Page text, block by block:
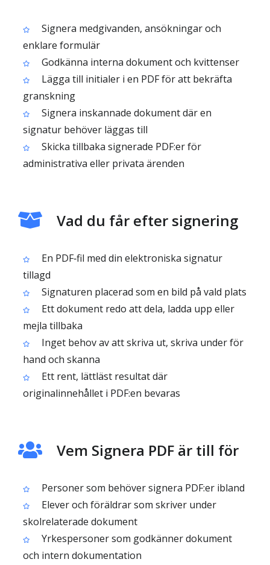
Signera medgivanden, ansökningar och
enklare formulär
Godkänna interna dokument och kvittenser
Lägga till initialer i en PDF för att bekräfta
granskning
Signera inskannade dokument där en
signatur behöver läggas till
Skicka tillbaka signerade PDF:er för
administrativa eller privata ärenden
Vad du får efter signering
En PDF‑fil med din elektroniska signatur
tillagd
Signaturen placerad som en bild på vald plats
Ett dokument redo att dela, ladda upp eller
mejla tillbaka
Inget behov av att skriva ut, skriva under för
hand och skanna
Ett rent, lättläst resultat där
originalinnehållet i PDF:en bevaras
Vem Signera PDF är till för
Personer som behöver signera PDF:er ibland
Elever och föräldrar som skriver under
skolrelaterade dokument
Yrkespersoner som godkänner dokument
och intern dokumentation